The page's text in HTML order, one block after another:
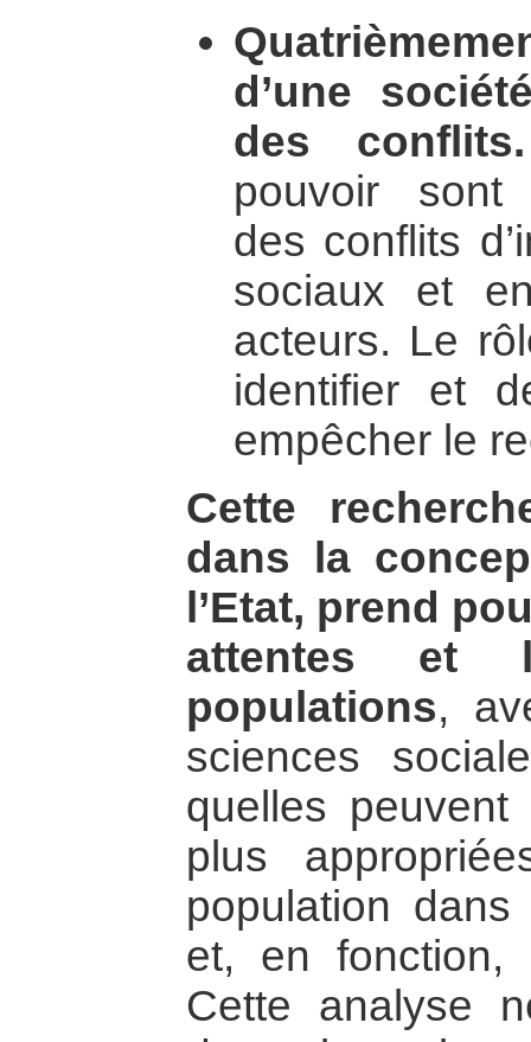
d’une
des conflits.
pouvoir sont
des conflits
sociaux et
acteurs. Le
identifier et
empêcher le
Cette
dans la
l’Etat, prend
attentes et
populations,
sciences
quelles
plus
population
et, en fonction,
Cette analyse